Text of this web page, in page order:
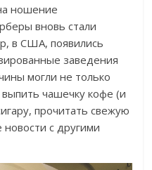
ношение
вновь стали
в США, появились
заведения
могли не только
чашечку кофе (и
прочитать свежую
новости с другими